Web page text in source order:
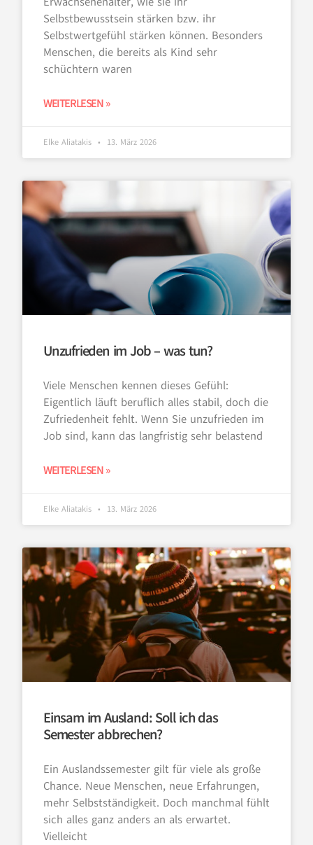
Selbstbewusstsein stärken bzw. ihr
Selbstwertgefühl stärken können. Besonders
Menschen, die bereits als Kind sehr
schüchtern waren
WEITERLESEN »
Elke Aliatakis 13. März 2026
Unzufrieden im Job – was tun?
Viele Menschen kennen dieses Gefühl:
Eigentlich läuft beruflich alles stabil, doch die
Zufriedenheit fehlt. Wenn Sie unzufrieden im
Job sind, kann das langfristig sehr belastend
WEITERLESEN »
Elke Aliatakis 13. März 2026
Einsam im Ausland: Soll ich das
Semester abbrechen?
Ein Auslandssemester gilt für viele als große
Chance. Neue Menschen, neue Erfahrungen,
mehr Selbstständigkeit. Doch manchmal fühlt
sich alles ganz anders an als erwartet.
Vielleicht